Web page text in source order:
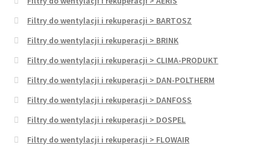
Filtry do wentylacji i rekuperacji > BARTOSZ
Filtry do wentylacji i rekuperacji > BRINK
Filtry do wentylacji i rekuperacji > CLIMA-PRODUKT
Filtry do wentylacji i rekuperacji > DAN-POLTHERM
Filtry do wentylacji i rekuperacji > DANFOSS
Filtry do wentylacji i rekuperacji > DOSPEL
Filtry do wentylacji i rekuperacji > FLOWAIR